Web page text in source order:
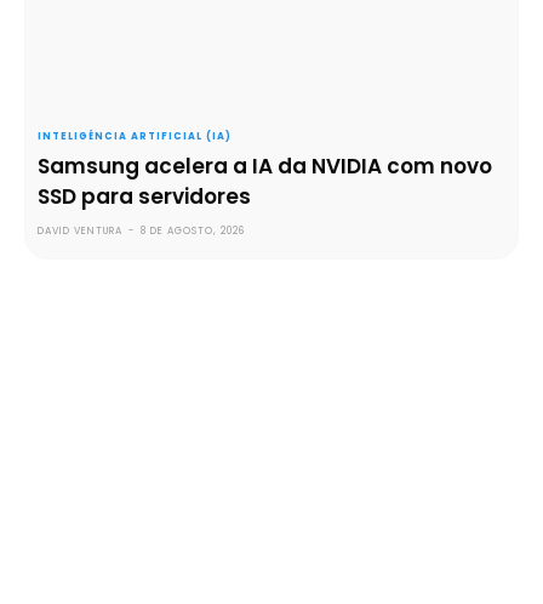
INTELIGÊNCIA ARTIFICIAL (IA)
Samsung acelera a IA da NVIDIA com novo
SSD para servidores
DAVID VENTURA - 8 DE AGOSTO, 2026